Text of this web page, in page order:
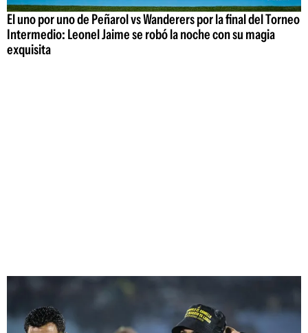
El uno por uno de Peñarol vs Wanderers por la final del Torneo
Intermedio: Leonel Jaime se robó la noche con su magia
exquisita